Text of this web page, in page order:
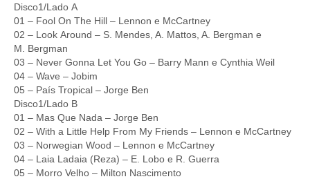
Disco1/Lado A
01 – Fool On The Hill – Lennon e McCartney
02 – Look Around – S. Mendes, A. Mattos, A. Bergman e
M. Bergman
03 – Never Gonna Let You Go – Barry Mann e Cynthia Weil
04 – Wave – Jobim
05 – País Tropical – Jorge Ben
Disco1/Lado B
01 – Mas Que Nada – Jorge Ben
02 – With a Little Help From My Friends – Lennon e McCartney
03 – Norwegian Wood – Lennon e McCartney
04 – Laia Ladaia (Reza) – E. Lobo e R. Guerra
05 – Morro Velho – Milton Nascimento